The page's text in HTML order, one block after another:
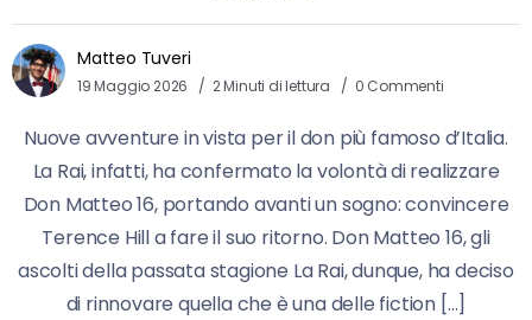
Matteo Tuveri
19 Maggio 2026 2 Minuti di lettura 0 Commenti
Nuove avventure in vista per il don più famoso d’Italia.
La Rai, infatti, ha confermato la volontà di realizzare
Don Matteo 16, portando avanti un sogno: convincere
Terence Hill a fare il suo ritorno. Don Matteo 16, gli
ascolti della passata stagione La Rai, dunque, ha deciso
di rinnovare quella che è una delle fiction […]